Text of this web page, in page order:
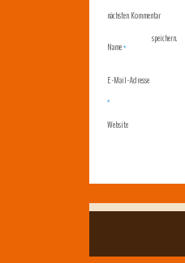
Name*
E-Mail-Adresse
*
Website
nächsten Kommentar
speichern.